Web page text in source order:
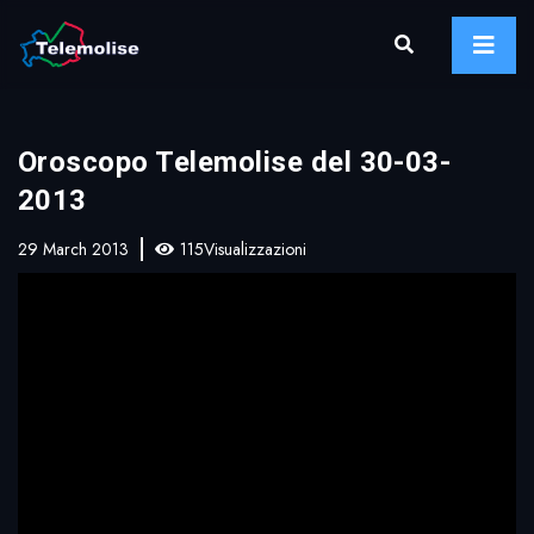
Oroscopo Telemolise del 30-03-
2013
29 March 2013 115Visualizzazioni